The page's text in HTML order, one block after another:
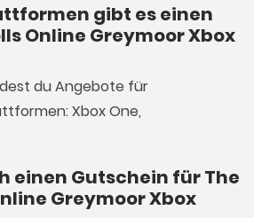
gibt es einen
Online Greymoor Xbox
du Angebote für
Xbox One,
einen Gutschein für The
Greymoor Xbox